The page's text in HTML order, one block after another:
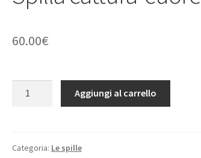
60.00€
Aggiungi al carrello
Categoria: Le spille